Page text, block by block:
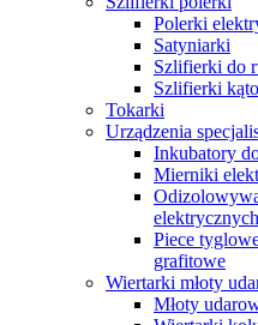
Polerki
Satyniarki
Szlifierki do
Szlifierki
Tokarki
Urządzenia
Inkubatory
Mierniki
elektrycznych
Piece
grafitowe
Wiertarki młoty
Młoty